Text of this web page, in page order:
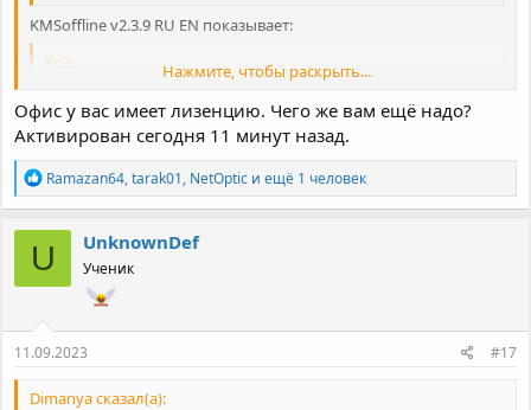
Нажмите, чтобы раскрыть...
KMSoffline v2.3.9 RU EN показывает:
Код:
== Office 16, Office16ProPlusVL_KMS_Client edition
      Office 16, VOLUME_KMSCLIENT channel
SKU ID: d450596f-894d-
     Partial Product Key: WFG99
Expiration Date/Time: 179.23:49,  until
       Activation interval: 00.02:00
          Renewal interval: 07.00:00
             License Status: --- LICENSED ---
       ---------------------------------------
Нажмите, чтобы раскрыть...
Офис у вас имеет лизенцию. Чего же вам ещё надо?
Активирован сегодня 11 минут назад.
Р
е
а
к
ц
и
и
Ramazan64,tarak01, NetOptic и ещё 1 человек
U UnknownDef
Ученик
11.09.2023 #17
Dimanya сказал(а):